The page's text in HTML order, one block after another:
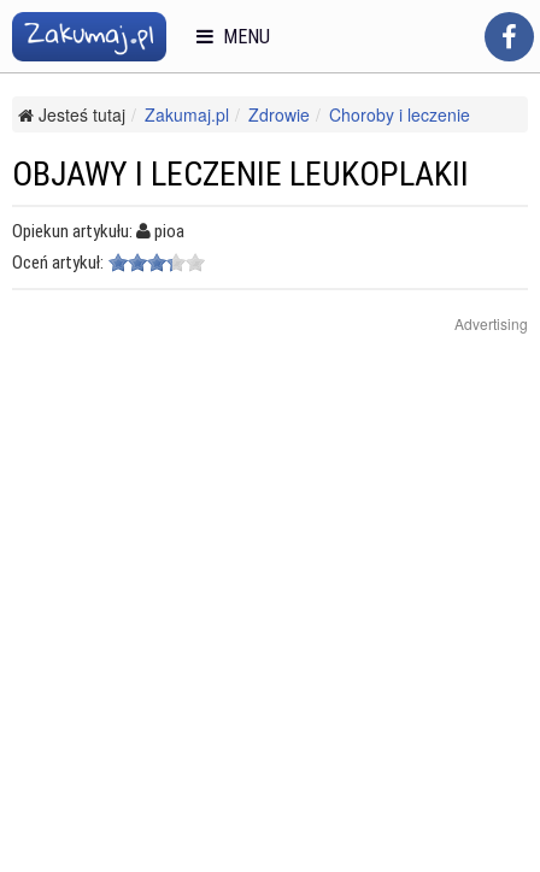
Jesteś tutaj Zakumaj.pl Zdrowie
Choroby i leczenie
OBJAWY I LECZENIE LEUKOPLAKII
Opiekun artykułu:
pioa
Oceń artykuł:
Advertising
MENU